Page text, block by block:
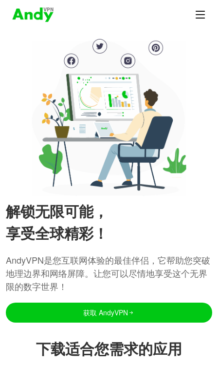
解锁无限可能，
享受全球精彩！
AndyVPN是您互联网体验的最佳伴侣，它帮助您突破
地理边界和网络屏障。让您可以尽情地享受这个无界
限的数字世界！
获取 AndyVPN
下载适合您需求的应用